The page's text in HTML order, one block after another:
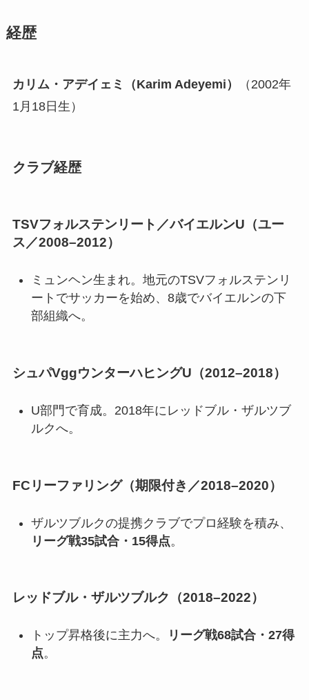
経歴
カリム・アデイェミ（Karim Adeyemi）
（2002年
1月18日生）
クラブ経歴
TSVフォルステンリート／バイエルンU（ユー
ス／2008–2012）
ミュンヘン生まれ。地元のTSVフォルステンリ
ートでサッカーを始め、8歳でバイエルンの下
部組織へ。
シュパVggウンターハヒングU（2012–2018）
U部門で育成。2018年にレッドブル・ザルツブ
ルクへ。
FCリーファリング（期限付き／2018–2020）
ザルツブルクの提携クラブでプロ経験を積み、
リーグ戦35試合・15得点。
レッドブル・ザルツブルク（2018–2022）
トップ昇格後に主力へ。
リーグ戦68試合・27得
点。